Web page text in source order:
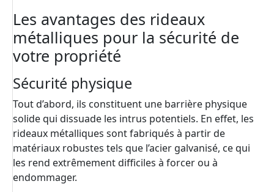
Les avantages des rideaux
métalliques pour la sécurité de
votre propriété
Sécurité physique
Tout d’abord, ils constituent une barrière physique
solide qui dissuade les intrus potentiels. En effet, les
rideaux métalliques sont fabriqués à partir de
matériaux robustes tels que l’acier galvanisé, ce qui
les rend extrêmement difficiles à forcer ou à
endommager.